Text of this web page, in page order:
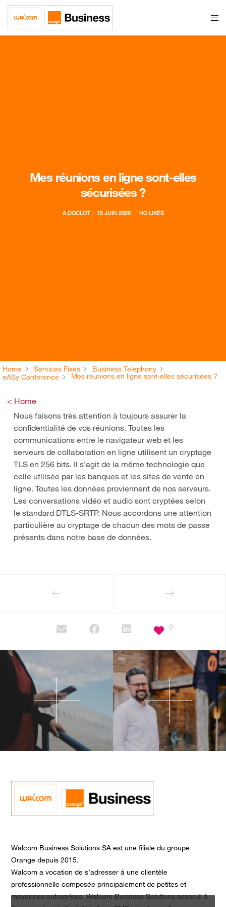
Mes réunions en ligne sont-elles
sécurisées ?
A.DOCLOT 15 JUIN 2020 NO LIKES
Home Services Fixes
Business Telephony
eASy Conference
Mes réunions en ligne sont-elles sécurisées ?
< Home
Nous faisons très attention à toujours assurer la
confidentialité de vos réunions. Toutes les
communications entre le navigateur web et les
serveurs de collaboration en ligne utilisent un cryptage
TLS en 256 bits. Il s’agit de la même technologie que
celle utilisée par les banques et les sites de vente en
ligne. Toutes les données proviennent de nos serveurs.
Les conversations vidéo et audio sont cryptées selon
le standard DTLS-SRTP. Nous accordons une attention
particulière au cryptage de chacun des mots de passe
présents dans notre base de données.
0
Walcom Business Solutions SA est une filiale du groupe
Orange depuis 2015.
Walcom a vocation de s’adresser à une clientèle
professionnelle composée principalement de petites et
moyennes entreprises. Walcom Business Solutions associé à